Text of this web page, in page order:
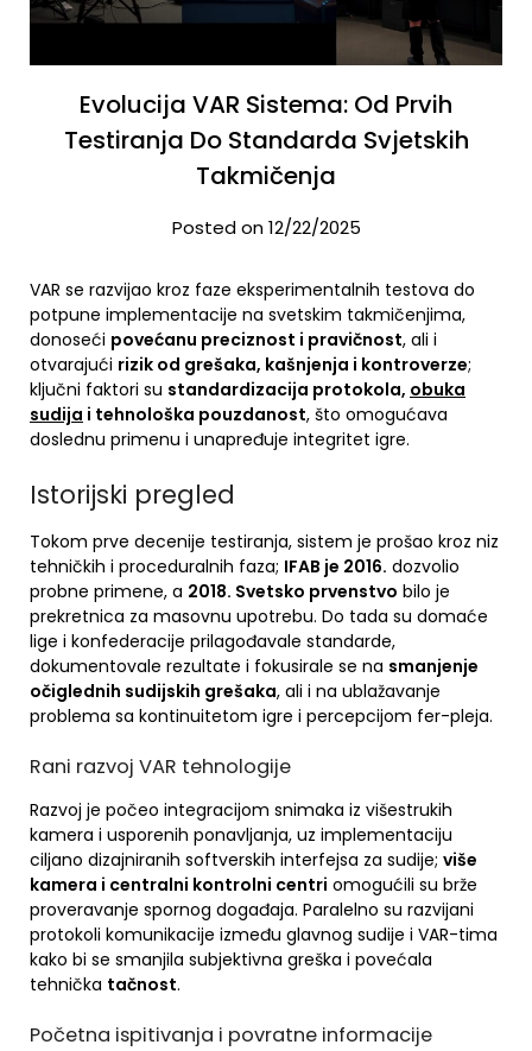
Evolucija VAR Sistema: Od Prvih
Testiranja Do Standarda Svjetskih
Takmičenja
Posted on 12/22/2025
VAR se razvijao kroz faze eksperimentalnih testova do
potpune implementacije na svetskim takmičenjima,
donoseći povećanu preciznost i pravičnost, ali i
otvarajući rizik od grešaka, kašnjenja i kontroverze;
ključni faktori su standardizacija protokola, obuka
sudija i tehnološka pouzdanost, što omogućava
doslednu primenu i unapređuje integritet igre.
Istorijski pregled
Tokom prve decenije testiranja, sistem je prošao kroz niz
tehničkih i proceduralnih faza; IFAB je 2016. dozvolio
probne primene, a 2018. Svetsko prvenstvo bilo je
prekretnica za masovnu upotrebu. Do tada su domaće
lige i konfederacije prilagođavale standarde,
dokumentovale rezultate i fokusirale se na smanjenje
očiglednih sudijskih grešaka, ali i na ublažavanje
problema sa kontinuitetom igre i percepcijom fer-pleja.
Rani razvoj VAR tehnologije
Razvoj je počeo integracijom snimaka iz višestrukih
kamera i usporenih ponavljanja, uz implementaciju
ciljano dizajniranih softverskih interfejsa za sudije; više
kamera i centralni kontrolni centri omogućili su brže
proveravanje spornog događaja. Paralelno su razvijani
protokoli komunikacije između glavnog sudije i VAR-tima
kako bi se smanjila subjektivna greška i povećala
tehnička tačnost.
Početna ispitivanja i povratne informacije